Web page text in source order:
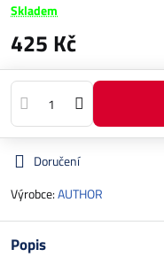
Skladem
425 Kč
Doručení
Výrobce:AUTHOR
Popis